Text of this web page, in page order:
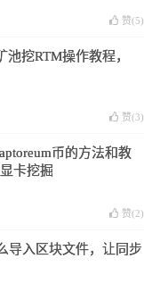
赞(5)
池挖RTM操作教程，
赞(3)
币的方法和教
卡挖掘
赞(2)
导入区块文件，让同步